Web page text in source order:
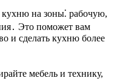
кухню на зоны⁚ рабочую,
Это поможет вам
и сделать кухню более
мебель и технику,